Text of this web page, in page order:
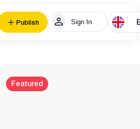
Publish Sign In
Featured